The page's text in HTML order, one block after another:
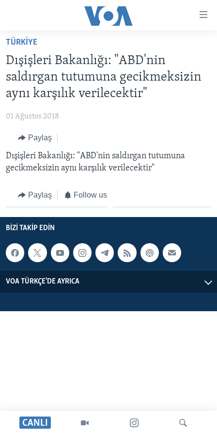
geç
Ana
navigasyona
geç
Aramaya
HABERLER
TÜRKİYE
AMERİKA
AVRUPA
ULUSLARARASI
SAĞLIK
BİLİM VE TEKNOLOJİ
EKONOMİ
ÇEVRE
HAYATTAN
SANAT
PROGRAMLAR
AMERİKA'DA YAŞAM
UKRAYNA KRİZİ
YORUMLAR
AMERIKA'YA ÖZEL
İNGİLİZCE DERSLERİ
MULTİMEDYA
VİDEO GALERİ
FOTO GALERİ
LEARNING ENGLISH
BIZI TAKIP EDIN
Diller
CANLI
TÜRKİYE
Dışişleri Bakanlığı: "ABD'nin
saldırgan tutumuna gecikmeksizin
aynı karşılık verilecektir"
01 Ağustos 2018
Paylaş
Dışişleri Bakanlığı: "ABD'nin saldırgan tutumuna
gecikmeksizin aynı karşılık verilecektir"
Paylaş Follow us
BIZI TAKIP EDIN
VOA TÜRKÇE'DE AYRICA